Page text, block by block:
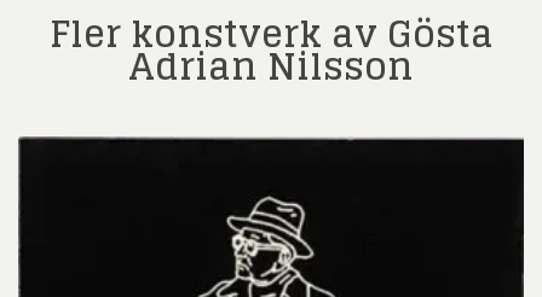
Fler konstverk av Gösta
Adrian Nilsson